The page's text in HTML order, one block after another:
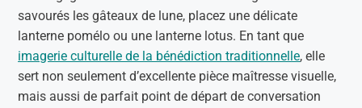
savourés les gâteaux de lune, placez une délicate
lanterne pomélo ou une lanterne lotus. En tant que
imagerie culturelle de la bénédiction traditionnelle, elle
sert non seulement d’excellente pièce maîtresse visuelle,
mais aussi de parfait point de départ de conversation